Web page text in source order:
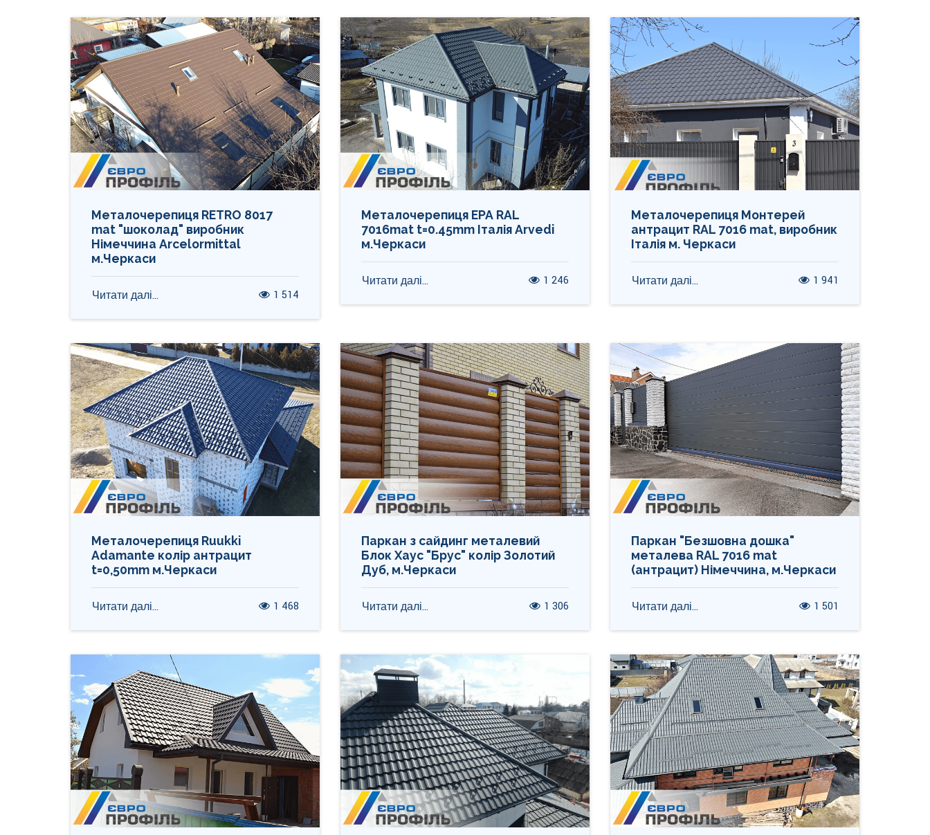
Металочерепиця RETRO 8017
mat "шоколад" виробник
Німеччина Arcelormittal
м.Черкаси
Читати далі... 1 514
Металочерепиця ЕРА RAL
7016mat t=0.45mm Італія Arvedi
м.Черкаси
Читати далі... 1 246
Металочерепиця Монтерей
антрацит RAL 7016 mat, виробник
Італія м. Черкаси
Читати далі... 1 941
Металочерепиця Ruukki
Adamante колір антрацит
t=0,50mm м.Черкаси
Читати далі... 1 468
Паркан з сайдинг металевий
Блок Хаус "Брус" колір Золотий
Дуб, м.Черкаси
Читати далі... 1 306
Паркан "Безшовна дошка"
металева RAL 7016 mat
(антрацит) Німеччина, м.Черкаси
Читати далі... 1 501